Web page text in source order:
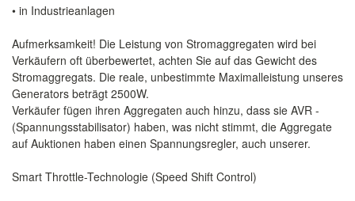
• in Industrieanlagen
Aufmerksamkeit! Die Leistung von Stromaggregaten wird bei
Verkäufern oft überbewertet, achten Sie auf das Gewicht des
Stromaggregats. Die reale, unbestimmte Maximalleistung unseres
Generators beträgt 2500W.
Verkäufer fügen ihren Aggregaten auch hinzu, dass sie AVR -
(Spannungsstabilisator) haben, was nicht stimmt, die Aggregate
auf Auktionen haben einen Spannungsregler, auch unserer.
Smart Throttle-Technologie (Speed ​​Shift Control)